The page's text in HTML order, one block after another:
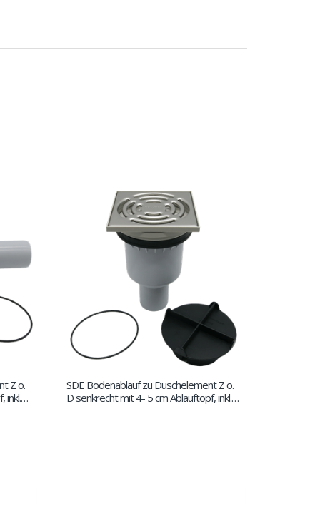
Z o.
inkl.
SDE Bodenablauf zu Duschelement Z o.
D senkrecht mit 4- 5 cm Ablauftopf, inkl.